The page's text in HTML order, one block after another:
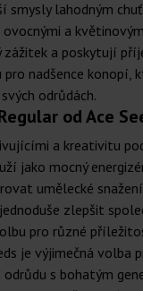
smysly lahodným
a
a poskytují
nadšence konopí,
odrůdách.
od Ace
a kreativitu
jako mocný
umělecké
zlepšit
pro různé
je výjimečná volba
s bohatým